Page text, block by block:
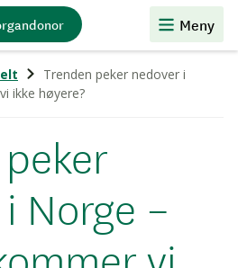
Meny
Trenden peker nedover i
ikke høyere?
Norge –